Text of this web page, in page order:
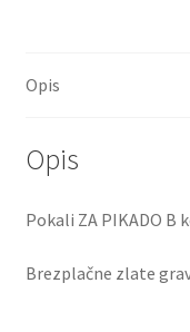
Opis
Opis
Pokali ZA PIKADO B
Brezplačne zlate